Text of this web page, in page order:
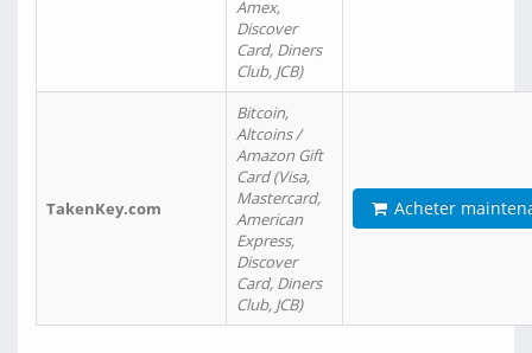
Amex,
Discover
Card, Diners
Club, JCB)
TakenKey.com
Bitcoin,
Altcoins /
Amazon Gift
Card (Visa,
Mastercard,
American
Express,
Discover
Card, Diners
Club, JCB)
Acheter